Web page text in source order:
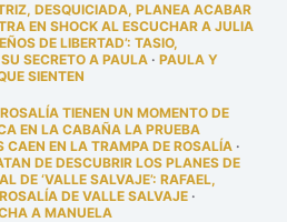
DESQUICIADA, PLANEA ACABAR
EN SHOCK AL ESCUCHAR A JULIA
DE LIBERTAD’: TASIO,
SECRETO A PAULA· PAULA Y
SIENTEN
TIENEN UN MOMENTO DE
EN LA CABAÑA LA PRUEBA
CAEN EN LA TRAMPA DE ROSALÍA·
DE DESCUBRIR LOS PLANES DE
DE ‘VALLE SALVAJE’: RAFAEL,
DE VALLE SALVAJE·
A MANUELA